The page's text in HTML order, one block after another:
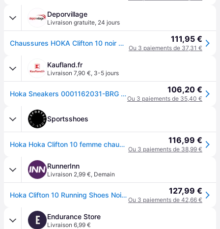
Deporvillage
Livraison gratuite, 24 jours
Chaussures HOKA Clifton 10 noir marron femme - 36 - Black 111,95 €
Ou 3 paiements de 37,31 €
Kaufland.fr
Livraison 7,90 €, 3-5 jours
Hoka Sneakers 0001162031-BRG in Black color size 36 2/3 106,20 €
Ou 3 paiements de 35,40 €
Sportsshoes
Hoka Hoka Clifton 10 femme chaussures de running - SS26 116,99 €
Ou 3 paiements de 38,99 €
RunnerInn
Livraison 2,99 €, Demain
Hoka Clifton 10 Running Shoes Noir EU 38 Femme 127,99 €
Ou 3 paiements de 42,66 €
E Endurance Store
Livraison 6,99 €